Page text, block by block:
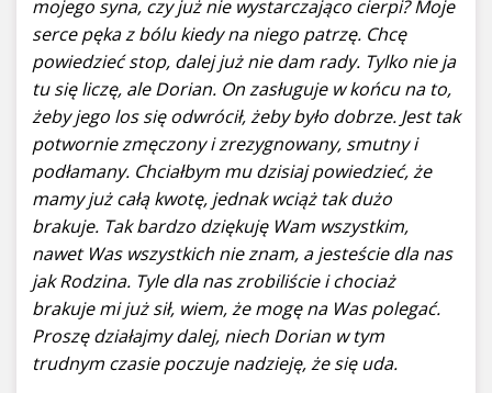
mojego syna, czy już nie wystarczająco cierpi? Moje
serce pęka z bólu kiedy na niego patrzę. Chcę
powiedzieć stop, dalej już nie dam rady. Tylko nie ja
tu się liczę, ale Dorian. On zasługuje w końcu na to,
żeby jego los się odwrócił, żeby było dobrze. Jest tak
potwornie zmęczony i zrezygnowany, smutny i
podłamany. Chciałbym mu dzisiaj powiedzieć, że
mamy już całą kwotę, jednak wciąż tak dużo
brakuje. Tak bardzo dziękuję Wam wszystkim,
nawet Was wszystkich nie znam, a jesteście dla nas
jak Rodzina. Tyle dla nas zrobiliście i chociaż
brakuje mi już sił, wiem, że mogę na Was polegać.
Proszę działajmy dalej, niech Dorian w tym
trudnym czasie poczuje nadzieję, że się uda.